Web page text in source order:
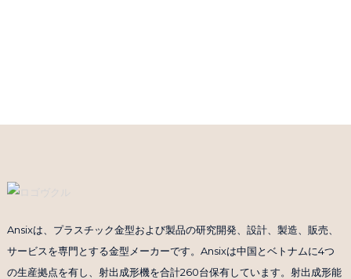
Ansixは、プラスチック金型および製品の研究開発、設計、製造、販売、
サービスを専門とする金型メーカーです。Ansixは中国とベトナムに4つ
の生産拠点を有し、射出成形機を合計260台保有しています。射出成形能